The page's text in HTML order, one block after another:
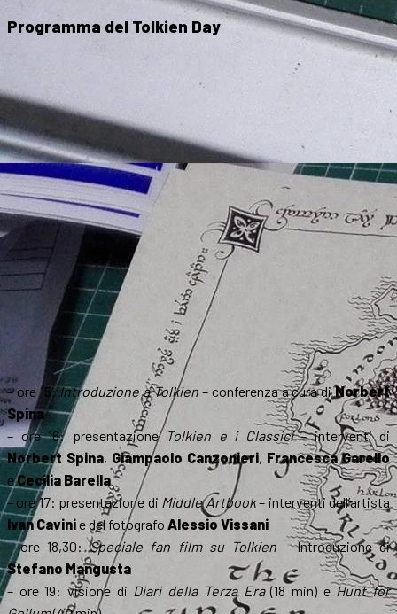
Programma del Tolkien Day
– ore 15: Introduzione a Tolkien – conferenza a cura diNorbert
Spina
– ore 16: presentazione Tolkien e i Classici– interventi di
Norbert Spina, Giampaolo Canzonieri, Francesca Garello
eCecilia Barella
– ore 17: presentazione di Middle Artbook– interventi dell’artista
Ivan Cavinie del fotografo Alessio Vissani
– ore 18,30:Speciale fan film su Tolkien– Introduzione di
Stefano Mangusta
– ore 19: visione di Diari della Terza Era(18 min) eHunt for